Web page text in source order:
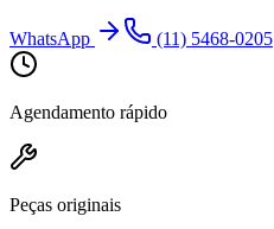
WhatsApp (11) 5468-0205
Agendamento rápido
Peças originais